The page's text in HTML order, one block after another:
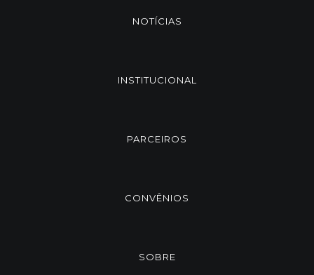
NOTÍCIAS
INSTITUCIONAL
PARCEIROS
CONVÊNIOS
SOBRE